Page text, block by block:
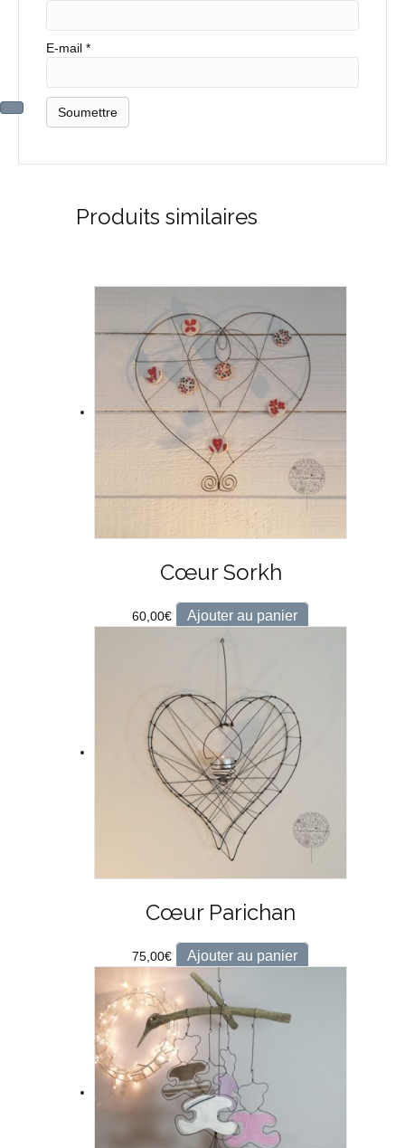
E-mail *
Produits similaires
Cœur Sorkh
60,00€ Ajouter au panier
Cœur Parichan
75,00€ Ajouter au panier